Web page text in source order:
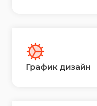
График дизайн